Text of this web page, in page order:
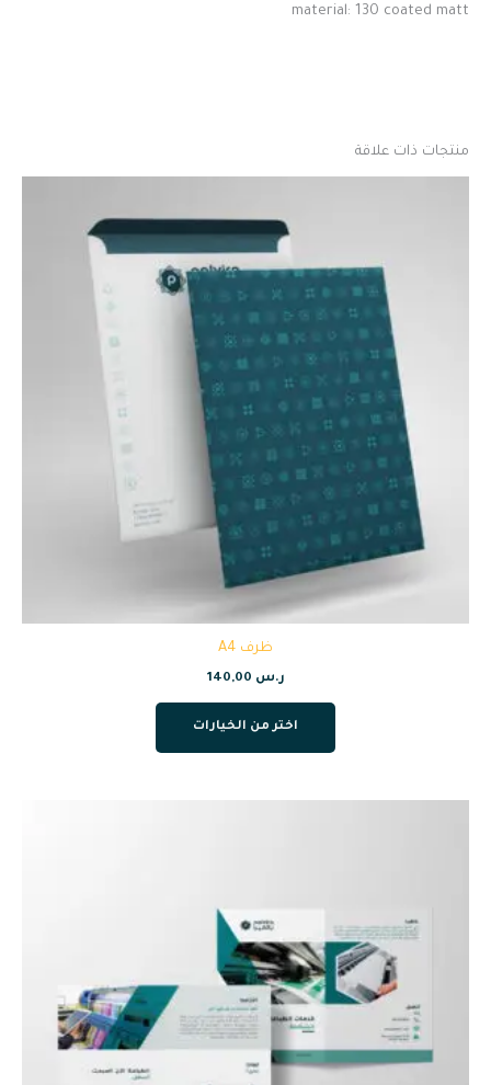
material: 130 coated matt
منتجات ذات علاقة
ظرف A4
ر.س
اختر من الخيارات